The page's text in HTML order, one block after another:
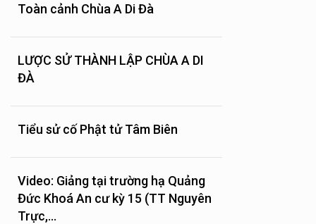
Toàn cảnh Chùa A Di Đà
LƯỢC SỬ THÀNH LẬP CHÙA A DI
ĐÀ
Tiểu sử cố Phật tử Tâm Biên
Video: Giảng tại trường hạ Quảng
Đức Khoá An cư kỳ 15 (TT Nguyên
Trực,...